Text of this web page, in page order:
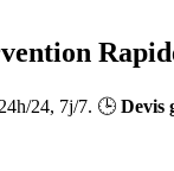
24, 7j/7. 🕒 Devis